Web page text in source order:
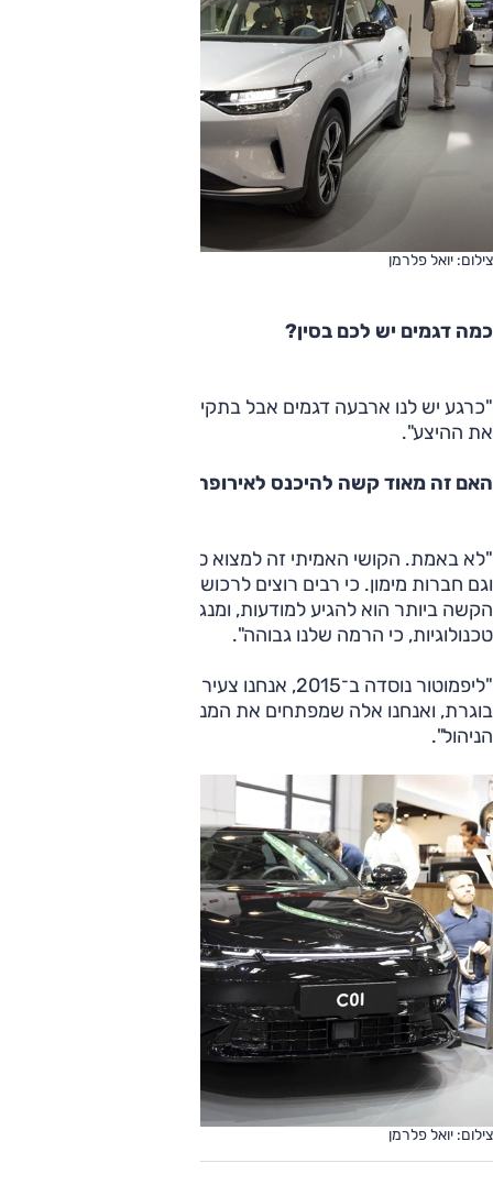
צילום: יואל פלרמן
כמה דגמים יש לכם בסין?
"כרגע יש לנו ארבעה דגמים אבל בתקינה שונה ואנחנו מרחיבים
את ההיצע".
האם זה מאוד קשה להיכנס לאירופה?
"לא באמת. הקושי האמיתי זה למצוא ספקים וסוכנים שיהיו טובים
וגם חברות מימון. כי רבים רוצים לרכוש באמצעות ליסינג. הדבר
הקשה ביותר הוא להגיע למודעות, ומנגד אין לנו בעיות
טכנולוגיות, כי הרמה שלנו גבוהה".
"ליפמוטור נוסדה ב־2015, אנחנו צעירים אבל הטכנולוגיה שלנו
בוגרת, ואנחנו אלה שמפתחים את המנועים, הסוללות ומערכות
הניהול".
צילום: יואל פלרמן